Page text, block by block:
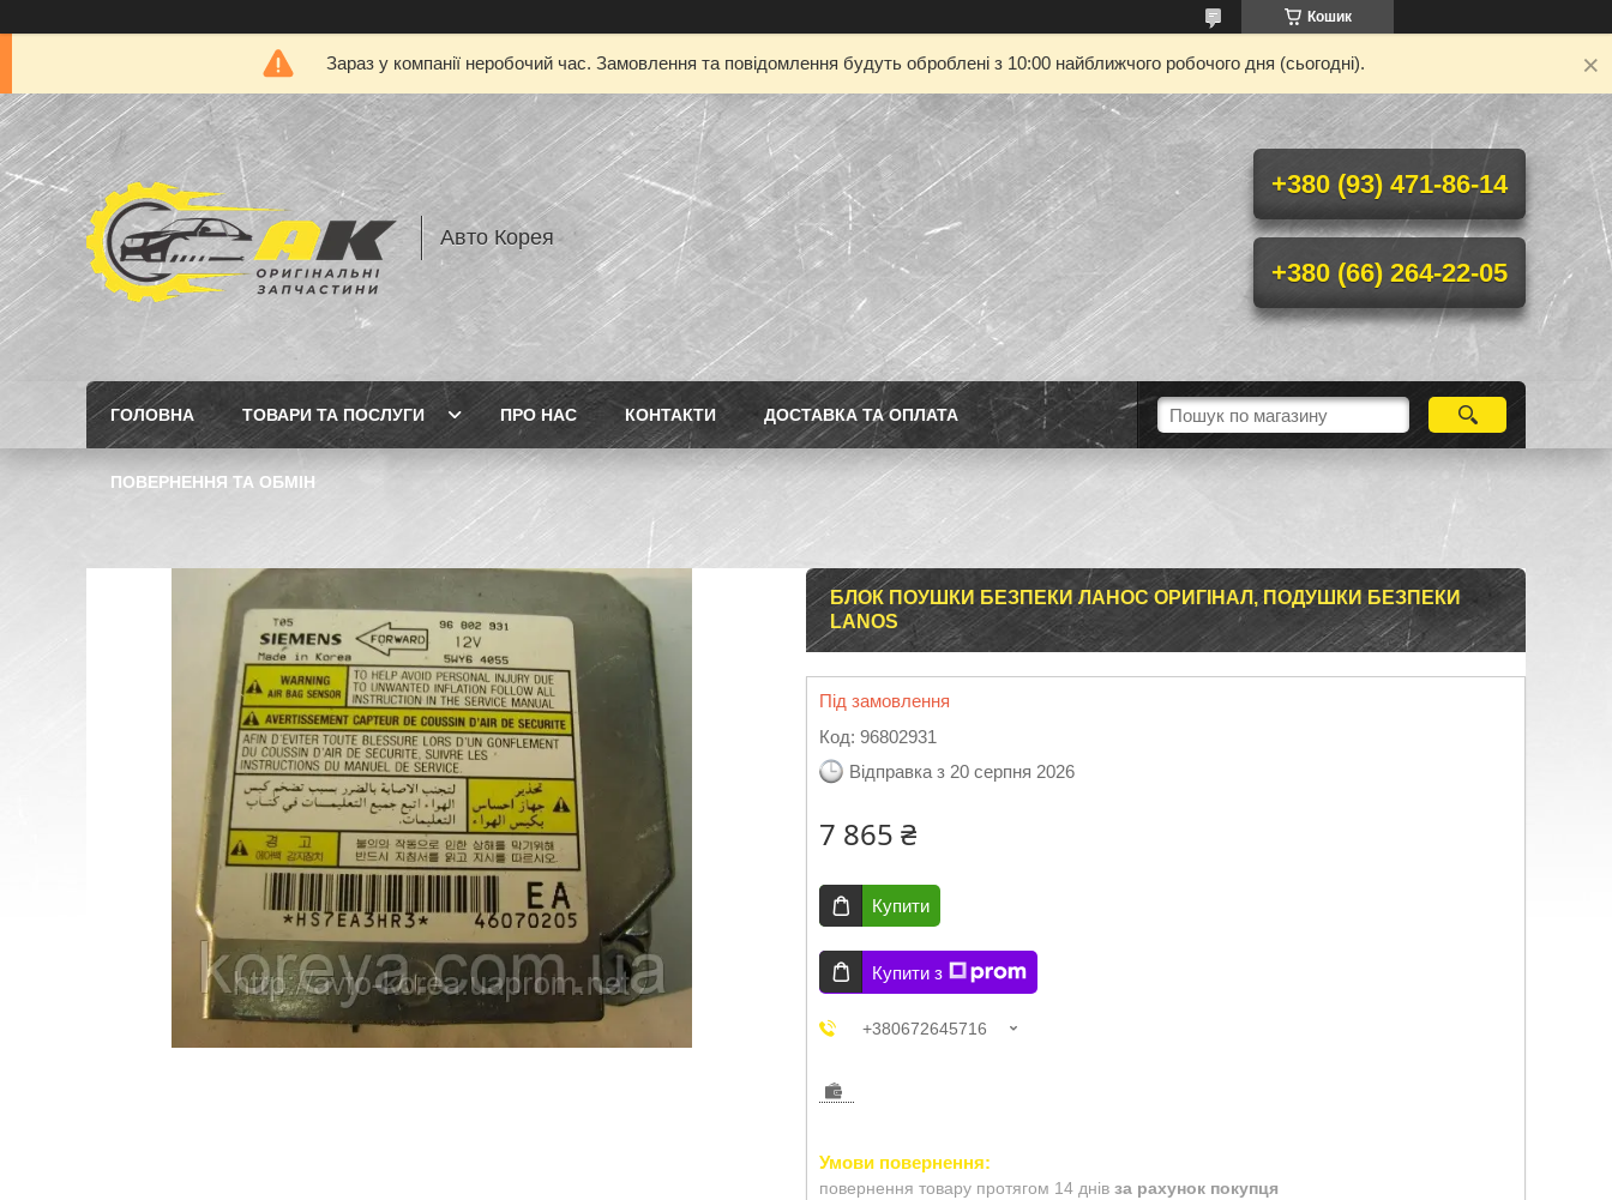
Кошик
Зараз у компанії неробочий час. Замовлення та повідомлення будуть оброблені з 10:00 найближчого робочого дня (сьогодні).
Авто Корея
+380 (93) 471-86-14
+380 (66) 264-22-05
ГОЛОВНА ТОВАРИ ТА ПОСЛУГИ ПРО НАС КОНТАКТИ ДОСТАВКА ТА ОПЛАТА
ПОВЕРНЕННЯ ТА ОБМІН
БЛОК ПОУШКИ БЕЗПЕКИ ЛАНОС ОРИГІНАЛ, ПОДУШКИ БЕЗПЕКИ
LANOS
Під замовлення
Код: 96802931
Відправка з 20 серпня 2026
7 865 ₴
Купити
Купити з
+380672645716
повернення товару протягом 14 днів за рахунок покупця